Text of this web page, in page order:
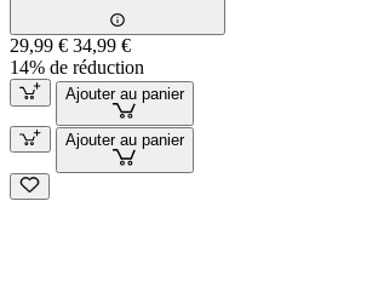
29,99 € 34,99 €
14% de réduction
Ajouter au panier
Ajouter au panier